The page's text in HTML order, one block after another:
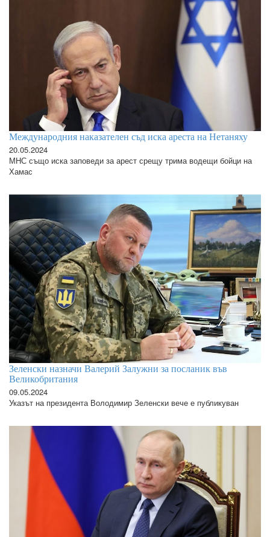
Международния наказателен съд иска ареста на Нетаняху
20.05.2024
МНС също иска заповеди за арест срещу трима водещи бойци на
Хамас
Зеленски назначи Валерий Залужни за посланик във
Великобритания
09.05.2024
Указът на президента Володимир Зеленски вече е публикуван